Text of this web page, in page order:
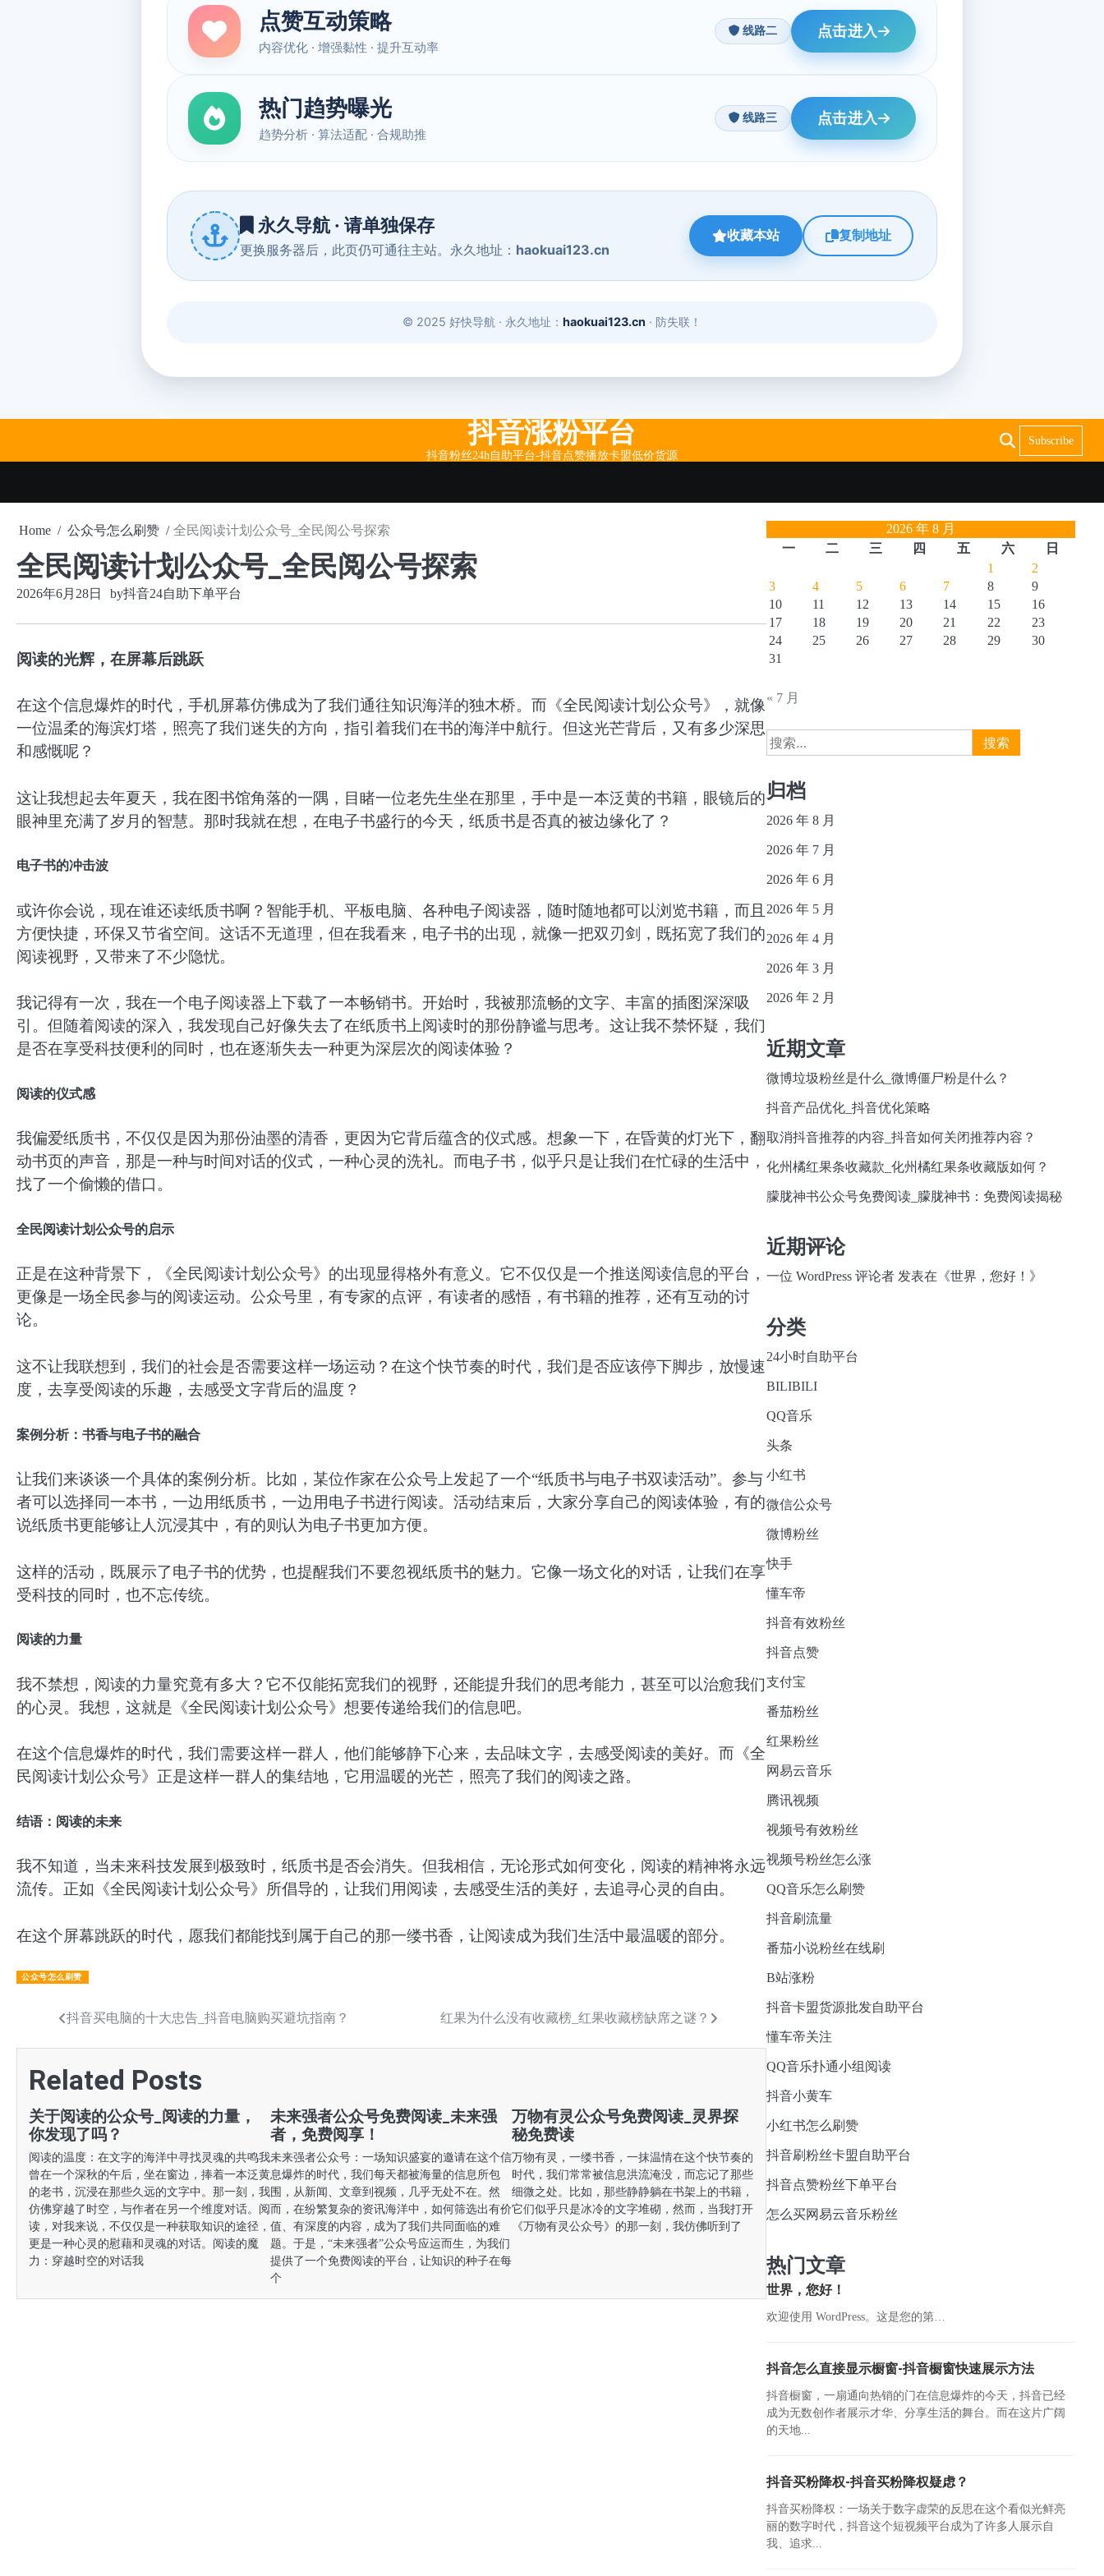
抖音涨粉平台
抖音粉丝24h自助平台-抖音点赞播放卡盟低价货源
Subscribe
Home 公众号怎么刷赞 全民阅读计划公众号_全民阅公号探索
全民阅读计划公众号_全民阅公号探索
2026年6月28日 by抖音24自助下单平台
阅读的光辉，在屏幕后跳跃
在这个信息爆炸的时代，手机屏幕仿佛成为了我们通往知识海洋的独木桥。而《全民阅读计划公众号》，就像
一位温柔的海滨灯塔，照亮了我们迷失的方向，指引着我们在书的海洋中航行。但这光芒背后，又有多少深思
和感慨呢？
这让我想起去年夏天，我在图书馆角落的一隅，目睹一位老先生坐在那里，手中是一本泛黄的书籍，眼镜后的
眼神里充满了岁月的智慧。那时我就在想，在电子书盛行的今天，纸质书是否真的被边缘化了？
电子书的冲击波
或许你会说，现在谁还读纸质书啊？智能手机、平板电脑、各种电子阅读器，随时随地都可以浏览书籍，而且
方便快捷，环保又节省空间。这话不无道理，但在我看来，电子书的出现，就像一把双刃剑，既拓宽了我们的
阅读视野，又带来了不少隐忧。
我记得有一次，我在一个电子阅读器上下载了一本畅销书。开始时，我被那流畅的文字、丰富的插图深深吸
引。但随着阅读的深入，我发现自己好像失去了在纸质书上阅读时的那份静谧与思考。这让我不禁怀疑，我们
是否在享受科技便利的同时，也在逐渐失去一种更为深层次的阅读体验？
阅读的仪式感
我偏爱纸质书，不仅仅是因为那份油墨的清香，更因为它背后蕴含的仪式感。想象一下，在昏黄的灯光下，翻
动书页的声音，那是一种与时间对话的仪式，一种心灵的洗礼。而电子书，似乎只是让我们在忙碌的生活中，
找了一个偷懒的借口。
全民阅读计划公众号的启示
正是在这种背景下，《全民阅读计划公众号》的出现显得格外有意义。它不仅仅是一个推送阅读信息的平台，
更像是一场全民参与的阅读运动。公众号里，有专家的点评，有读者的感悟，有书籍的推荐，还有互动的讨
论。
这不让我联想到，我们的社会是否需要这样一场运动？在这个快节奏的时代，我们是否应该停下脚步，放慢速
度，去享受阅读的乐趣，去感受文字背后的温度？
案例分析：书香与电子书的融合
让我们来谈谈一个具体的案例分析。比如，某位作家在公众号上发起了一个“纸质书与电子书双读活动”。参与
者可以选择同一本书，一边用纸质书，一边用电子书进行阅读。活动结束后，大家分享自己的阅读体验，有的
说纸质书更能够让人沉浸其中，有的则认为电子书更加方便。
这样的活动，既展示了电子书的优势，也提醒我们不要忽视纸质书的魅力。它像一场文化的对话，让我们在享
受科技的同时，也不忘传统。
阅读的力量
我不禁想，阅读的力量究竟有多大？它不仅能拓宽我们的视野，还能提升我们的思考能力，甚至可以治愈我们
的心灵。我想，这就是《全民阅读计划公众号》想要传递给我们的信息吧。
在这个信息爆炸的时代，我们需要这样一群人，他们能够静下心来，去品味文字，去感受阅读的美好。而《全
民阅读计划公众号》正是这样一群人的集结地，它用温暖的光芒，照亮了我们的阅读之路。
结语：阅读的未来
我不知道，当未来科技发展到极致时，纸质书是否会消失。但我相信，无论形式如何变化，阅读的精神将永远
流传。正如《全民阅读计划公众号》所倡导的，让我们用阅读，去感受生活的美好，去追寻心灵的自由。
在这个屏幕跳跃的时代，愿我们都能找到属于自己的那一缕书香，让阅读成为我们生活中最温暖的部分。
公众号怎么刷赞
章
导
航
抖音买电脑的十大忠告_抖音电脑购买避坑指南？ 红果为什么没有收藏榜_红果收藏榜缺席之谜？
Related Posts
关于阅读的公众号_阅读的力量，
你发现了吗？
阅读的温度：在文字的海洋中寻找灵魂的共鸣我
曾在一个深秋的午后，坐在窗边，捧着一本泛黄
的老书，沉浸在那些久远的文字中。那一刻，我
仿佛穿越了时空，与作者在另一个维度对话。阅
读，对我来说，不仅仅是一种获取知识的途径，
更是一种心灵的慰藉和灵魂的对话。阅读的魔
力：穿越时空的对话我
未来强者公众号免费阅读_未来强
者，免费阅享！
未来强者公众号：一场知识盛宴的邀请在这个信
息爆炸的时代，我们每天都被海量的信息所包
围，从新闻、文章到视频，几乎无处不在。然
而，在纷繁复杂的资讯海洋中，如何筛选出有价
值、有深度的内容，成为了我们共同面临的难
题。于是，“未来强者”公众号应运而生，为我们
提供了一个免费阅读的平台，让知识的种子在每
个
万物有灵公众号免费阅读_灵界探
秘免费读
万物有灵，一缕书香，一抹温情在这个快节奏的
时代，我们常常被信息洪流淹没，而忘记了那些
细微之处。比如，那些静静躺在书架上的书籍，
它们似乎只是冰冷的文字堆砌，然而，当我打开
《万物有灵公众号》的那一刻，我仿佛听到了
2026 年 8 月
一
二 三 四 五 六
日
1
2
3
4 5 6 7 8
9
10
11 12 13 14 15
16
17
18 19 20 21 22
23
24
25 26 27 28 29
30
31
« 7 月
搜
索：
归档
2026 年 8 月
2026 年 7 月
2026 年 6 月
2026 年 5 月
2026 年 4 月
2026 年 3 月
2026 年 2 月
近期文章
微博垃圾粉丝是什么_微博僵尸粉是什么？
抖音产品优化_抖音优化策略
取消抖音推荐的内容_抖音如何关闭推荐内容？
化州橘红果条收藏款_化州橘红果条收藏版如何？
朦胧神书公众号免费阅读_朦胧神书：免费阅读揭秘
近期评论
一位 WordPress 评论者发表在《世界，您好！ 》
分类
24小时自助平台
BILIBILI
QQ音乐
头条
小红书
微信公众号
微博粉丝
快手
懂车帝
抖音有效粉丝
抖音点赞
支付宝
番茄粉丝
红果粉丝
网易云音乐
腾讯视频
视频号有效粉丝
视频号粉丝怎么涨
QQ音乐怎么刷赞
抖音刷流量
番茄小说粉丝在线刷
B站涨粉
抖音卡盟货源批发自助平台
懂车帝关注
QQ音乐扑通小组阅读
抖音小黄车
小红书怎么刷赞
抖音刷粉丝卡盟自助平台
抖音点赞粉丝下单平台
怎么买网易云音乐粉丝
热门文章
世界，您好！
欢迎使用 WordPress。这是您的第…
抖音怎么直接显示橱窗-抖音橱窗快速展示方法
抖音橱窗，一扇通向热销的门在信息爆炸的今天，抖音已经
成为无数创作者展示才华、分享生活的舞台。而在这片广阔
的天地...
抖音买粉降权-抖音买粉降权疑虑？
抖音买粉降权：一场关于数字虚荣的反思在这个看似光鲜亮
丽的数字时代，抖音这个短视频平台成为了许多人展示自
我、追求...